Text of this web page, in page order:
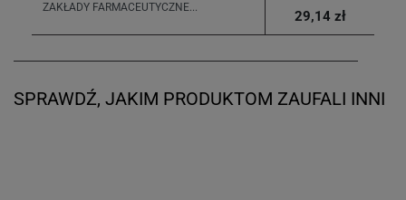
ZAKŁADY FARMACEUTYCZNE...
29,14 zł
SPRAWDŹ, JAKIM PRODUKTOM ZAUFALI INNI